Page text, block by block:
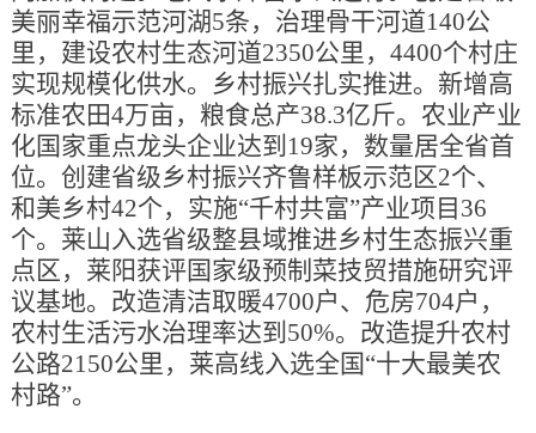
美丽幸福示范河湖5条，治理骨干河道140公
里，建设农村生态河道2350公里，4400个村庄
实现规模化供水。乡村振兴扎实推进。新增高
标准农田4万亩，粮食总产38.3亿斤。农业产业
化国家重点龙头企业达到19家，数量居全省首
位。创建省级乡村振兴齐鲁样板示范区2个、
和美乡村42个，实施“千村共富”产业项目36
个。莱山入选省级整县域推进乡村生态振兴重
点区，莱阳获评国家级预制菜技贸措施研究评
议基地。改造清洁取暖4700户、危房704户，
农村生活污水治理率达到50%。改造提升农村
公路2150公里，莱高线入选全国“十大最美农
村路”。